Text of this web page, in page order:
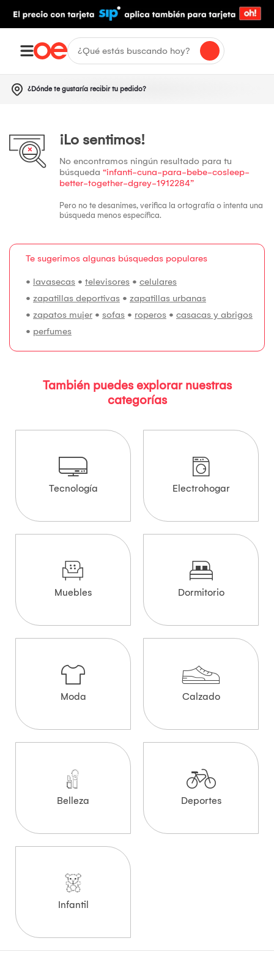
¿Dónde te gustaría recibir tu pedido?
¡Lo sentimos!
No encontramos ningún resultado para tu
búsqueda “infanti-cuna-para-bebe-cosleep-
better-together-dgrey-1912284”
Pero no te desanimes, verifica la ortografía o intenta una
búsqueda menos específica.
Te sugerimos algunas búsquedas populares
• lavasecas • televisores • celulares
• zapatillas deportivas • zapatillas urbanas
• zapatos mujer • sofas • roperos • casacas y abrigos
• perfumes
También puedes explorar nuestras
categorías
Tecnología Electrohogar
Muebles Dormitorio
Moda Calzado
Belleza Deportes
Infantil